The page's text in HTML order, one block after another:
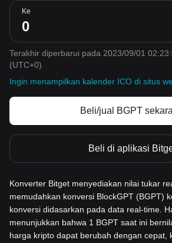
Ke
Terakhir diperbarui pada 2023/09/01
(UTC+0)
Ingin menampilkan kalender ICO di situs
Beli/jual BGPT
Beli di aplikasi
Konverter Bitget menyediakan nilai tukar
memudahkan konversi BlockGPT (BGPT)
konversi didasarkan pada data real-time.
menunjukkan bahwa 1 BGPT saat ini
harga kripto dapat berubah dengan cepat,